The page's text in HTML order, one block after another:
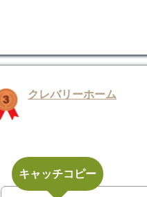
クレバリーホーム
キャッチコピー